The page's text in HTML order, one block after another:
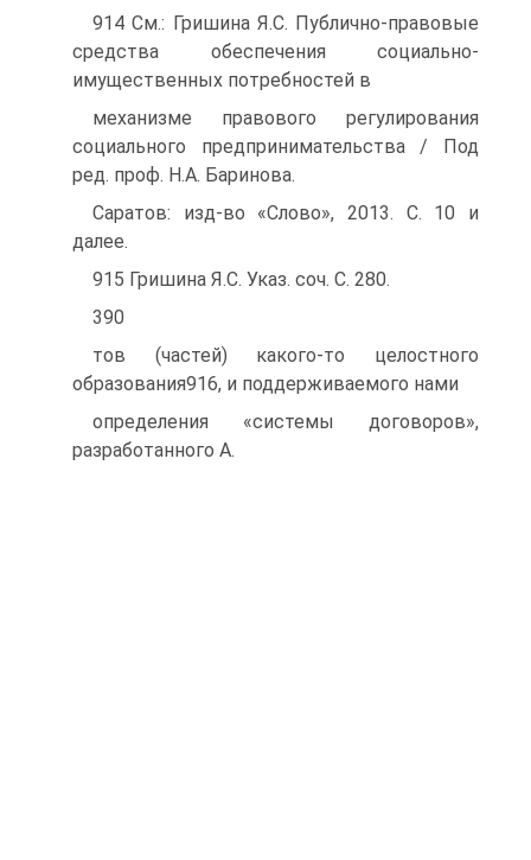
914 См.: Гришина Я.С. Публично-правовые
средства обеспечения социально-
имущественных потребностей в
механизме правового регулирования
социального предпринимательства / Под
ред. проф. Н.А. Баринова.
Саратов: изд-во «Слово», 2013. С. 10 и
далее.
915 Гришина Я.С. Указ. соч. С. 280.
390
тов (частей) какого-то целостного
образования916, и поддерживаемого нами
определения «системы договоров»,
разработанного А.